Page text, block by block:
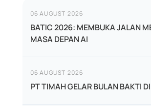
06 AUGUST 2026
BATIC 2026: MEMBUKA JALAN
MASA DEPAN AI
06 AUGUST 2026
PT TIMAH GELAR BULAN BAKTI